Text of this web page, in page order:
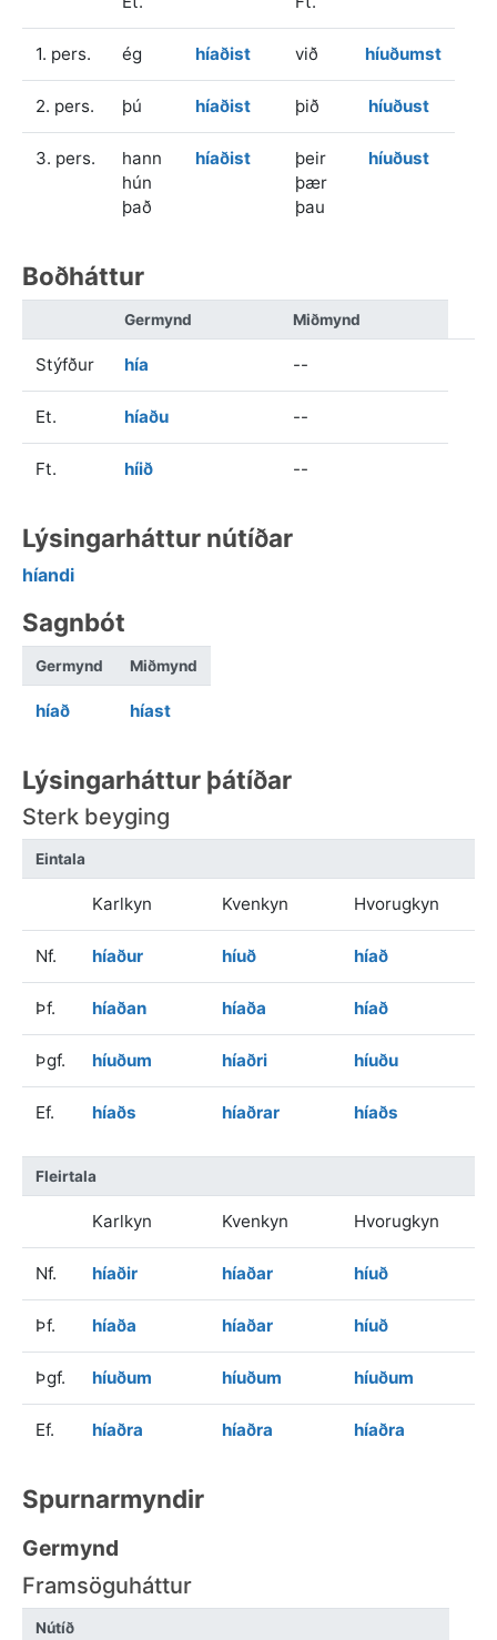
1. pers. ég híaðist við híuðumst
2. pers. þú híaðist þið híuðust
3. pers.
hann
hún
það
híaðist
þeir
þær
þau
híuðust
Boðháttur
Germynd Miðmynd
Stýfður hía --
Et. híaðu --
Ft. híið --
Lýsingarháttur nútíðar
híandi
Sagnbót
Germynd Miðmynd
híað híast
Lýsingarháttur þátíðar
Sterk beyging
Eintala
Karlkyn Kvenkyn Hvorugkyn
Nf. híaður híuð híað
Þf. híaðan híaða híað
Þgf. híuðum híaðri híuðu
Ef. híaðs híaðrar híaðs
Fleirtala
Karlkyn Kvenkyn Hvorugkyn
Nf. híaðir híaðar híuð
Þf. híaða híaðar híuð
Þgf. híuðum híuðum híuðum
Ef. híaðra híaðra híaðra
Spurnarmyndir
Germynd
Framsöguháttur
Nútíð